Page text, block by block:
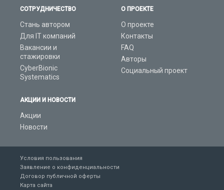
СОТРУДНИЧЕСТВО
Стань автором
Для IT компаний
Вакансии и
стажировки
CyberBionic
Systematics
АКЦИИ И НОВОСТИ
Акции
Новости
О ПРОЕКТЕ
О проекте
Контакты
FAQ
Авторы
Социальный проект
Условия пользования
Заявление о конфиденциальности
Договор публичной оферты
Карта сайта